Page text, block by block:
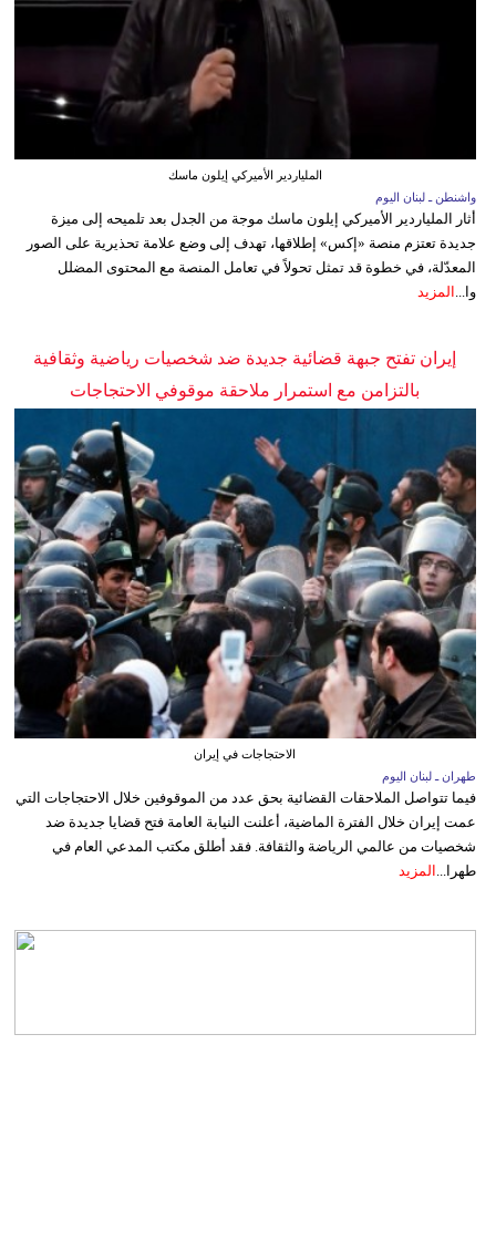
الملياردير الأميركي إيلون ماسك
واشنطن ـ لبنان اليوم
أثار الملياردير الأميركي إيلون ماسك موجة من الجدل بعد تلميحه إلى ميزة
جديدة تعتزم منصة «إكس» إطلاقها، تهدف إلى وضع علامة تحذيرية على الصور
المعدّلة، في خطوة قد تمثل تحولاً في تعامل المنصة مع المحتوى المضلل
وا... المزيد
إيران تفتح جبهة قضائية جديدة ضد شخصيات رياضية وثقافية
بالتزامن مع استمرار ملاحقة موقوفي الاحتجاجات
الاحتجاجات في إيران
طهران ـ لبنان اليوم
فيما تتواصل الملاحقات القضائية بحق عدد من الموقوفين خلال الاحتجاجات التي
عمت إيران خلال الفترة الماضية، أعلنت النيابة العامة فتح قضايا جديدة ضد
شخصيات من عالمي الرياضة والثقافة. فقد أطلق مكتب المدعي العام في
طهرا... المزيد